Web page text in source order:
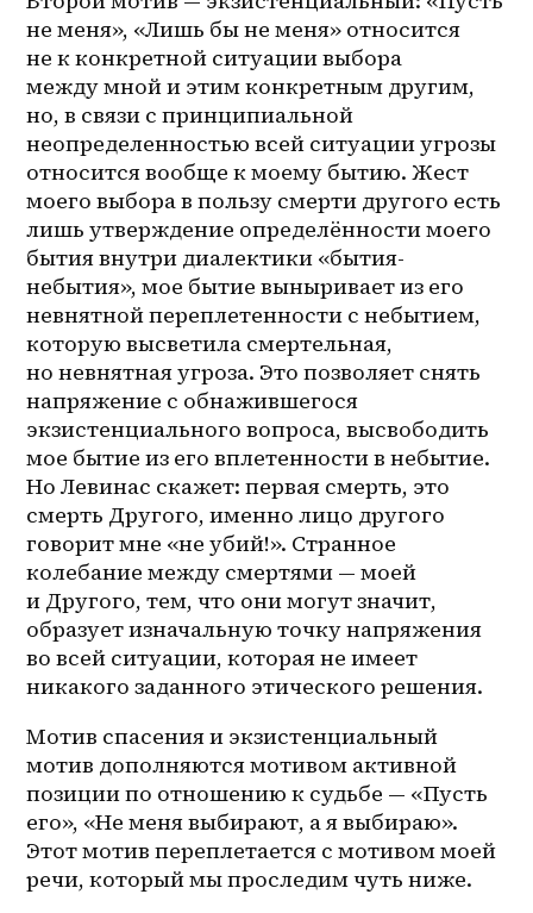
не меня», «Лишь бы не меня» относится
не к конкретной ситуации выбора
между мной и этим конкретным другим,
но, в связи с принципиальной
неопределенностью всей ситуации угрозы
относится вообще к моему бытию. Жест
моего выбора в пользу смерти другого есть
лишь утверждение определённости моего
бытия внутри диалектики «бытия-
небытия», мое бытие выныривает из его
невнятной переплетенности с небытием,
которую высветила смертельная,
но невнятная угроза. Это позволяет снять
напряжение с обнажившегося
экзистенциального вопроса, высвободить
мое бытие из его вплетенности в небытие.
Но Левинас скажет: первая смерть, это
смерть Другого, именно лицо другого
говорит мне «не убий!». Странное
колебание между смертями — моей
и Другого, тем, что они могут значит,
образует изначальную точку напряжения
во всей ситуации, которая не имеет
никакого заданного этического решения.
Мотив спасения и экзистенциальный
мотив дополняются мотивом активной
позиции по отношению к судьбе — «Пусть
его», «Не меня выбирают, а я выбираю».
Этот мотив переплетается с мотивом моей
речи, который мы проследим чуть ниже.